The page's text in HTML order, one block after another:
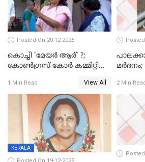
Posted On 20-12-2025
കൊച്ചി 'മേയർ ആര്' ?;
കോണ്‍ഗ്രസ് കോര്‍ കമ്മിറ്റി
1 Min Read View All
അംഗ
2 Min
KERALA
Posted